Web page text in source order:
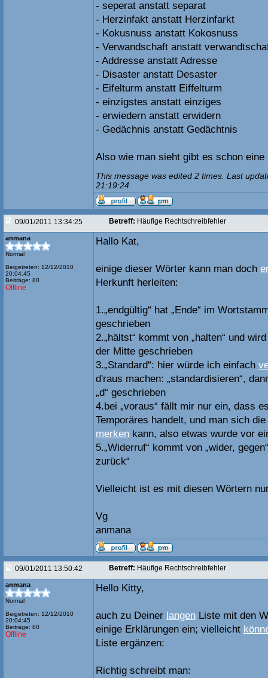
- seperat anstatt separat
- Herzinfakt anstatt Herzinfarkt
- Kokusnuss anstatt Kokosnuss
- Verwandschaft anstatt
- Addresse anstatt Adresse
- Disaster anstatt Desaster
- Eifelturm anstatt Eiffelturm
- einzigstes anstatt einziges
- erwiedern anstatt erwidern
- Gedächnis anstatt Gedächtnis
Also wie man sieht gibt es schon eine
This message was edited 2 times. Last
21:19:24
09/01/2011 13:34:25 Betreff: Häufige Rechtschreibfehler
anmana
Normal
Beigetreten: 12/12/2010
20:04:45
Beiträge: 80
Offline
Hallo Kat,
einige dieser Wörter kann man doch
Herkunft herleiten:
1.„endgültig“ hat „Ende“ im
geschrieben
2.„hältst“ kommt von „halten“ und
der Mitte geschrieben
3.„Standard“: hier würde ich einfach
d'raus machen: „standardisieren“,
„d“ geschrieben
4.bei „voraus“ fällt mir nur ein, dass
Temporäres handelt, und man sich
merken kann, also etwas wurde vor
5.„Widerruf“ kommt von „wider,
zurück“
Vielleicht ist es mit diesen Wörtern
Vg
anmana
09/01/2011 13:50:42 Betreff: Häufige Rechtschreibfehler
anmana
Normal
Beigetreten: 12/12/2010
20:04:45
Beiträge: 80
Offline
Hello Kitty,
auch zu Deiner langen Liste mit den
einige Erklärungen ein; vielleicht
Liste ergänzen:
Richtig schreibt man: